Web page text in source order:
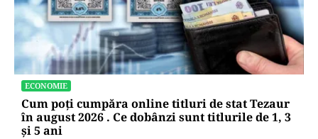
ECONOMIE
Cum poți cumpăra online titluri de stat Tezaur
în august 2026 . Ce dobânzi sunt titlurile de 1, 3
și 5 ani